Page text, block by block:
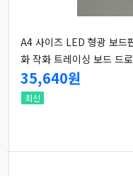
A4 사이즈 LED 형광 보드
화 작화 트레이싱 보드 드
35,640원
최신